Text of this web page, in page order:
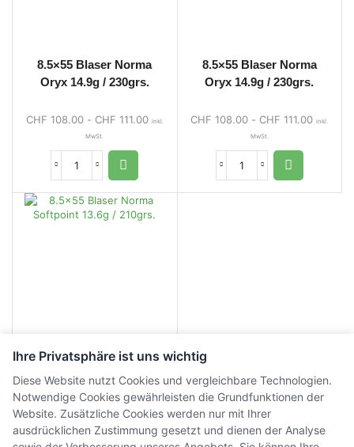
8.5×55 Blaser Norma
Oryx 14.9g / 230grs.
CHF 108.00- CHF 111.00 inkl.
MwSt.
8.5×55 Blaser Norma
Oryx 14.9g / 230grs.
CHF 108.00 - CHF 111.00 inkl.
MwSt.
Softpoint 13.6g / 210grs.
CHF80.00- CHF83.00 inkl.
Ihre Privatsphäre ist uns wichtig
Diese Website nutzt Cookies und vergleichbare Technologien.
Notwendige Cookies gewährleisten die Grundfunktionen der
Website. Zusätzliche Cookies werden nur mit Ihrer
ausdrücklichen Zustimmung gesetzt und dienen der Analyse